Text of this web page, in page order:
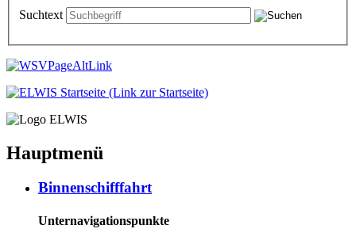
Suchtext
Hauptmenü
Bin­nen­schiff­fahrt
Unternavigationspunkte